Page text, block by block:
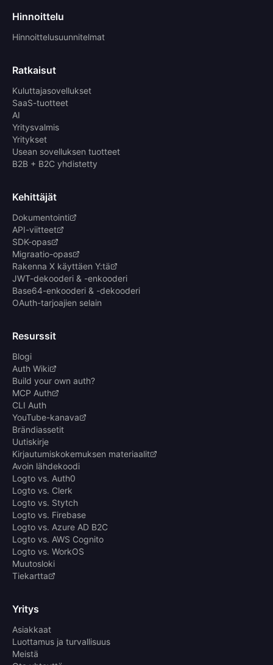
Hinnoittelu
Hinnoittelusuunnitelmat
Ratkaisut
Kuluttajasovellukset
SaaS-tuotteet
AI
Yritysvalmis
Yritykset
Usean sovelluksen tuotteet
B2B + B2C yhdistetty
Kehittäjät
Dokumentointi
API-viitteet
SDK-opas
Migraatio-opas
Rakenna X käyttäen Y:tä
JWT-dekooderi & -enkooderi
Base64-enkooderi & -dekooderi
OAuth-tarjoajien selain
Resurssit
Blogi
Auth Wiki
Build your own auth?
MCP Auth
CLI Auth
YouTube-kanava
Brändiassetit
Uutiskirje
Kirjautumiskokemuksen materiaalit
Avoin lähdekoodi
Logto vs. Auth0
Logto vs. Clerk
Logto vs. Stytch
Logto vs. Firebase
Logto vs. Azure AD B2C
Logto vs. AWS Cognito
Logto vs. WorkOS
Muutosloki
Tiekartta
Yritys
Asiakkaat
Luottamus ja turvallisuus
Meistä